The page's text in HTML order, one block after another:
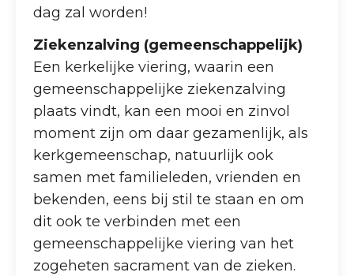
dag zal worden!
Ziekenzalving (gemeenschappelijk)
Een kerkelijke viering, waarin een
gemeenschappelijke ziekenzalving
plaats vindt, kan een mooi en zinvol
moment zijn om daar gezamenlijk, als
kerkgemeenschap, natuurlijk ook
samen met familieleden, vrienden en
bekenden, eens bij stil te staan en om
dit ook te verbinden met een
gemeenschappelijke viering van het
zogeheten sacrament van de zieken.